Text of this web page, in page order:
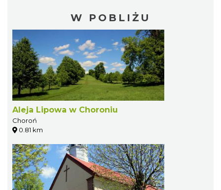
W POBLIŻU
Aleja Lipowa w Choroniu
Choroń
0.81 km